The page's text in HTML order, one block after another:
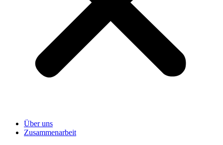
Über uns
Zusammenarbeit